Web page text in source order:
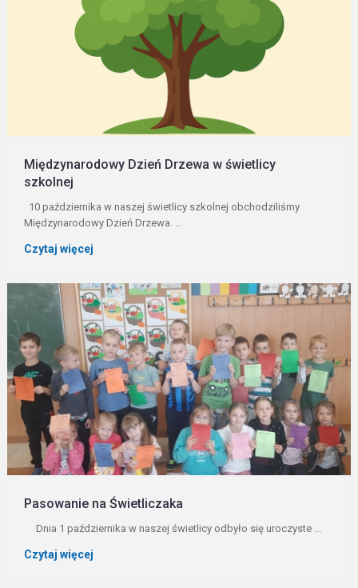
Międzynarodowy Dzień Drzewa w świetlicy
szkolnej
10 października w naszej świetlicy szkolnej obchodziliśmy
Międzynarodowy Dzień Drzewa. ...
Czytaj więcej
Pasowanie na Świetliczaka
Dnia 1 października w naszej świetlicy odbyło się uroczyste ...
Czytaj więcej